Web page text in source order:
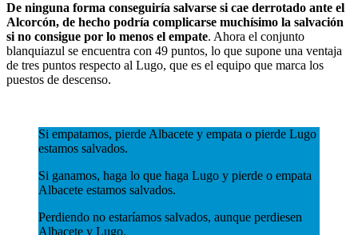
De ninguna forma conseguiría salvarse si cae derrotado ante el
Alcorcón, de hecho podría complicarse muchísimo la salvación
si no consigue por lo menos el empate. Ahora el conjunto
blanquiazul se encuentra con 49 puntos, lo que supone una ventaja
de tres puntos respecto al Lugo, que es el equipo que marca los
puestos de descenso.
Si empatamos, pierde Albacete y empata o pierde Lugo
estamos salvados.
Si ganamos, haga lo que haga Lugo y pierde o empata
Albacete estamos salvados.
Perdiendo no estaríamos salvados, aunque perdiesen
Albacete y Lugo.